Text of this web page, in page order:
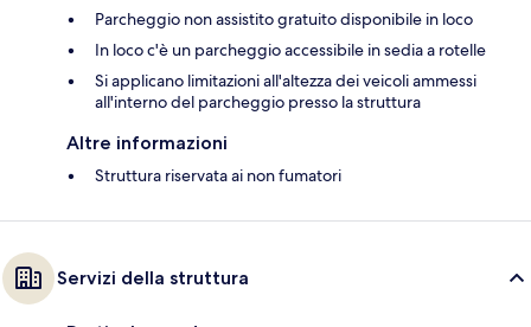
Parcheggio non assistito gratuito disponibile in loco
In loco c'è un parcheggio accessibile in sedia a rotelle
Si applicano limitazioni all'altezza dei veicoli ammessi
all'interno del parcheggio presso la struttura
Altre informazioni
Struttura riservata ai non fumatori
Servizi della struttura